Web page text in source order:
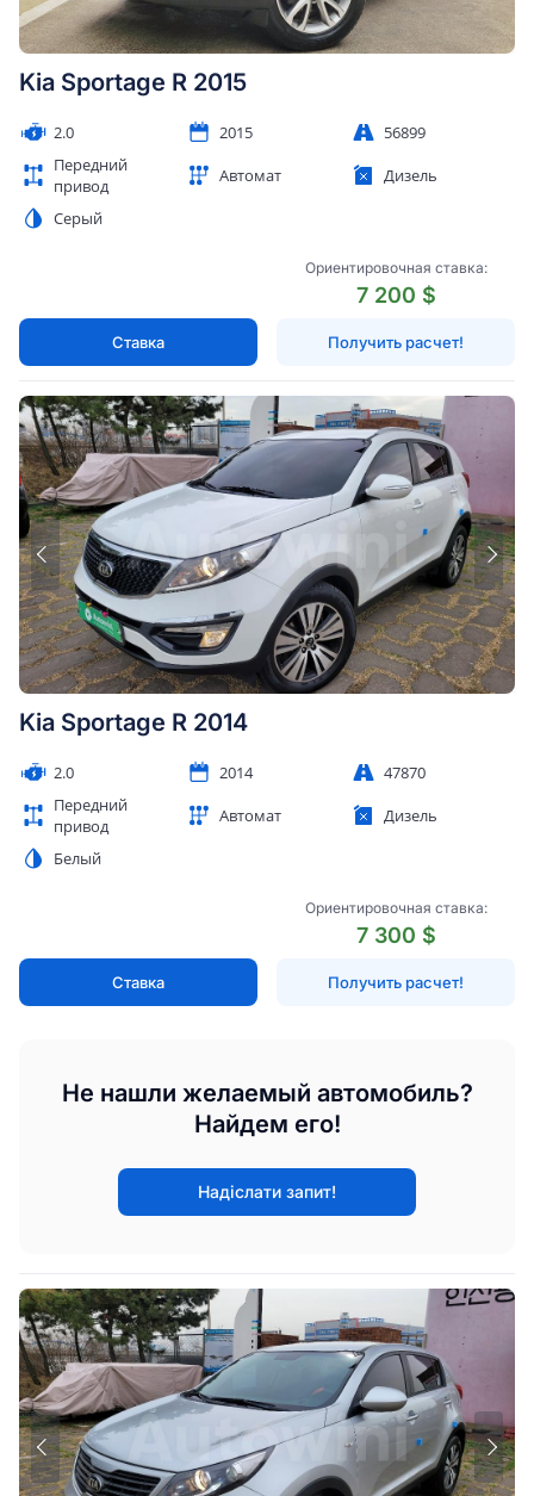
Kia Sportage R 2015
2.0 2015
56899
Передний
привод
Автомат
Дизель
Серый
Ориентировочная ставка:
7 200 $
Ставка Получить расчет!
Kia Sportage R 2014
2.0 2014
47870
Передний
привод
Автомат
Дизель
Белый
Ориентировочная ставка:
7 300 $
Ставка Получить расчет!
Не нашли желаемый автомобиль?
Найдем его!
Надіслати запит!